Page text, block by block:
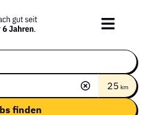
25 km